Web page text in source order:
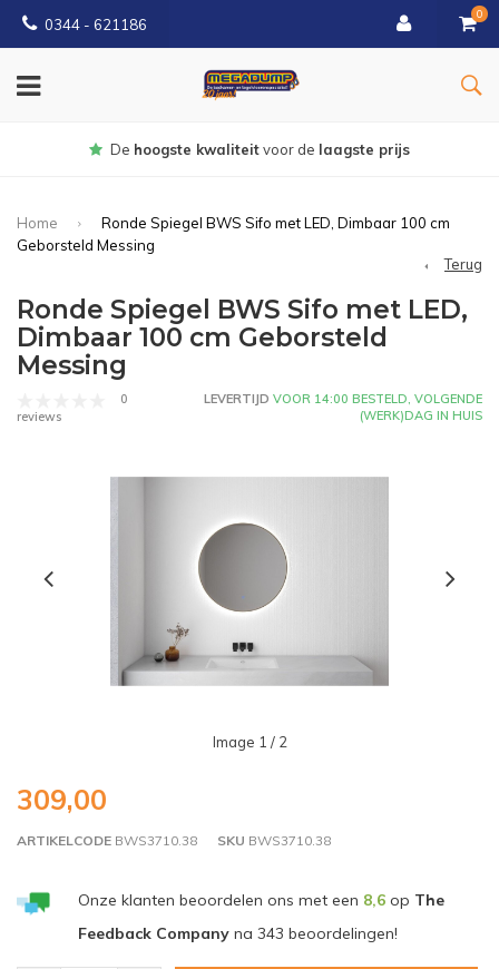
0344 - 621186
0
Gratisbezorgd vanaf € 150
Home
Ronde Spiegel BWS Sifo met LED, Dimbaar 100 cm
Geborsteld Messing
Terug
Ronde Spiegel BWS Sifo met LED,
Dimbaar 100 cm Geborsteld
Messing
0
reviews
LEVERTIJD VOOR 14:00 BESTELD, VOLGENDE
(WERK)DAG IN HUIS
Image 1 / 2
309,00
ARTIKELCODE BWS3710.38 SKU BWS3710.38
Onze klanten beoordelen ons met een 8,6op The
Feedback Companyna 343 beoordelingen!